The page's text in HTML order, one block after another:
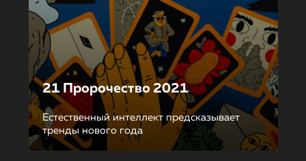
21 Пророчество 2021
Естественный интеллект предсказывает
тренды нового года